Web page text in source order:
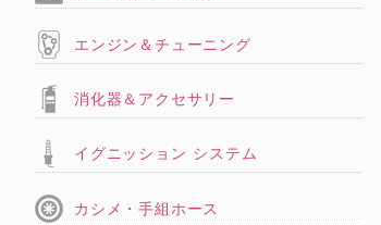
エンジン＆チューニング
消化器＆アクセサリー
イグニッション システム
カシメ・手組ホース